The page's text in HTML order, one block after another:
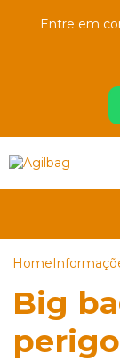
Entre em
Home
Big